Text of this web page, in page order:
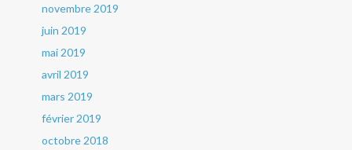
novembre 2019
juin 2019
mai 2019
avril 2019
mars 2019
février 2019
octobre 2018